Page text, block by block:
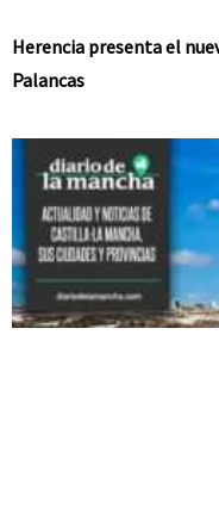
Herencia presenta el
Palancas